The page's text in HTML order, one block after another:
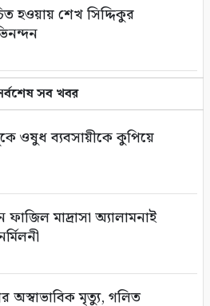
হওয়ায় শেখ সিদ্দিকুর
বর্ষার কদম ফুল
হ্যান্ডক্যাপ পরা
বনদস্যুরা আবারও
নতুন আতঙ্ক
সব খবর
ওষুধ ব্যবসায়ীকে কুপিয়ে
মাদ্রাসা অ্যালামনাই
অস্বাভাবিক মৃত্যু, গলিত